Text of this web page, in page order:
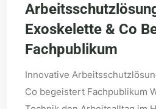
Exoskelette & Co
Fachpublikum
Innovative
Co begeistert Fachpublikum